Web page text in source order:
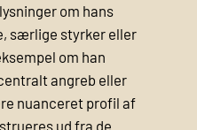
om hans
særlige styrker eller
om han
angreb eller
nuanceret profil af
ud fra de